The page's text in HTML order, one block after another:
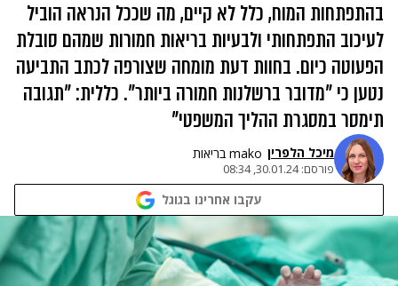
בהתפתחות המוח, כלל לא קיים, מה שככל הנראה הוביל
לעיכוב התפתחותי ולבעיות בריאות חמורות שמהם סובלת
הפעוטה כיום. בחוות דעת מומחה שצורפה לכתב התביעה
נטען כי "מדובר ברשלנות חמורה ביותר". כללית: "תגובה
תימסר במסגרת ההליך המשפטי"
מיכל הלפרין mako בריאות
פורסם:30.01.24, 08:34
עקבו אחרינו בגוגל